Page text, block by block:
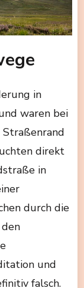
in
waren bei
direkt
in
durch die
und
falsch.